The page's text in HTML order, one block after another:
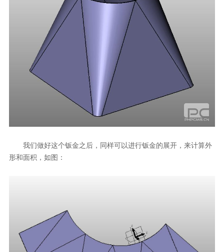
我们做好这个钣金之后，同样可以进行钣金的展开，来计算外
形和面积，如图：